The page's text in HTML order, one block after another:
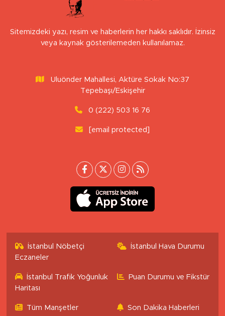
Sitemizdeki yazı, resim ve haberlerin her hakkı saklıdır. İzinsiz
veya kaynak gösterilemeden kullanılamaz.
Uluönder Mahallesi, Aktüre Sokak No:37
Tepebaşı/Eskişehir
0 (222) 503 16 76
[email protected]
İstanbul Nöbetçi
Eczaneler
İstanbul Hava Durumu
İstanbul Trafik Yoğunluk
Haritası
Puan Durumu ve Fikstür
Tüm Manşetler Son Dakika Haberleri